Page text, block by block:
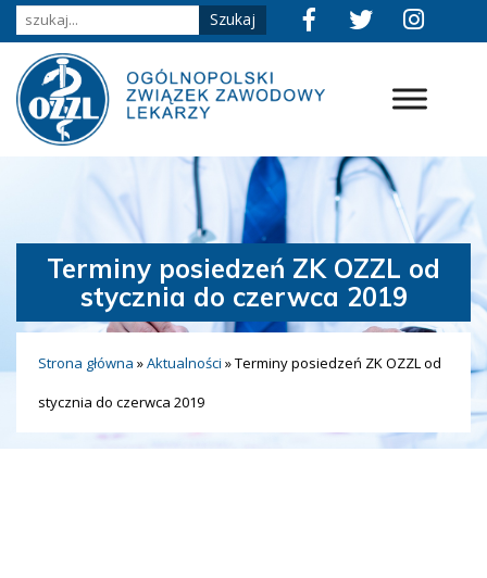
Terminy posiedzeń ZK OZZL od
stycznia do czerwca 2019
Strona główna »Aktualności »Terminy posiedzeń ZK OZZL od
stycznia do czerwca 2019